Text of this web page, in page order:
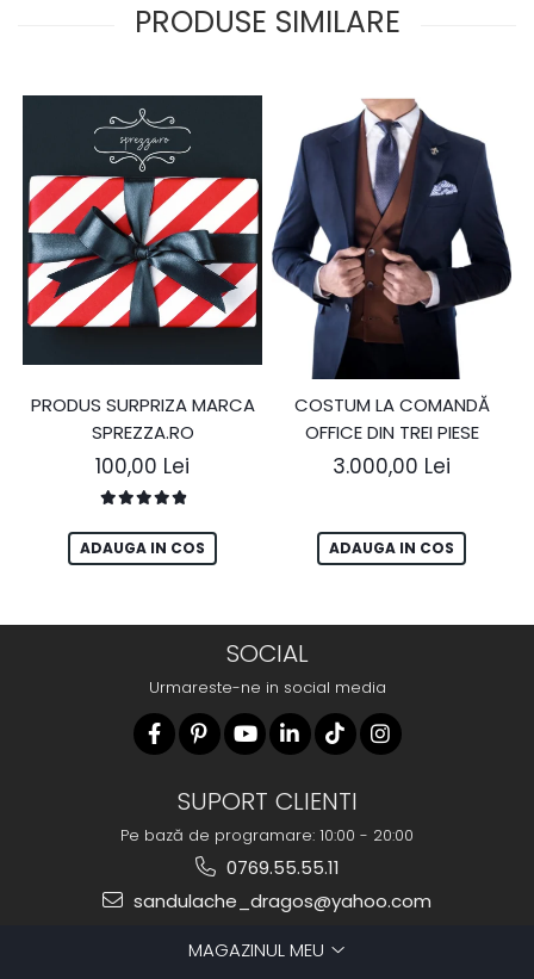
PRODUSE SIMILARE
PRODUS SURPRIZA MARCA
SPREZZA.RO
100,00 Lei
ADAUGA IN COS
COSTUM LA COMANDĂ
OFFICE DIN TREI PIESE
3.000,00 Lei
ADAUGA IN COS
SOCIAL
Urmareste-ne in social media
SUPORT CLIENTI
Pe bază de programare: 10:00 - 20:00
0769.55.55.11
sandulache_dragos@yahoo.com
MAGAZINUL MEU